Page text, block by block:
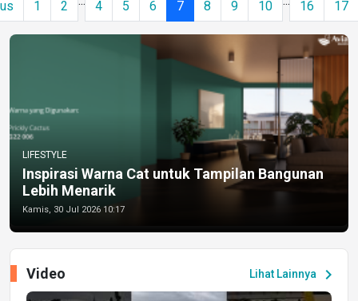
1 2 4 5 6 7 8 9 10 16 17
LIFESTYLE
Inspirasi Warna Cat untuk Tampilan Bangunan
Lebih Menarik
Kamis, 30 Jul 2026 10:17
Lihat Lainnya chevron_right
Video